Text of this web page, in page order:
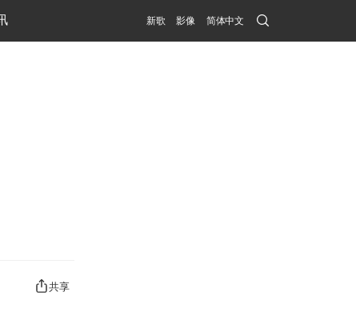
新歌 影像 简体中文 Search
Submit
共享